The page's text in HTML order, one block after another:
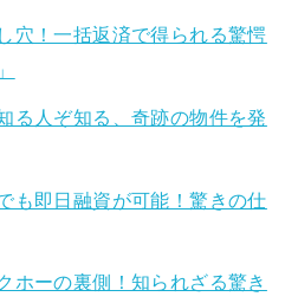
穴！一括返済で得られる驚愕
る人ぞ知る、奇跡の物件を発
も即日融資が可能！驚きの仕
ホーの裏側！知られざる驚き